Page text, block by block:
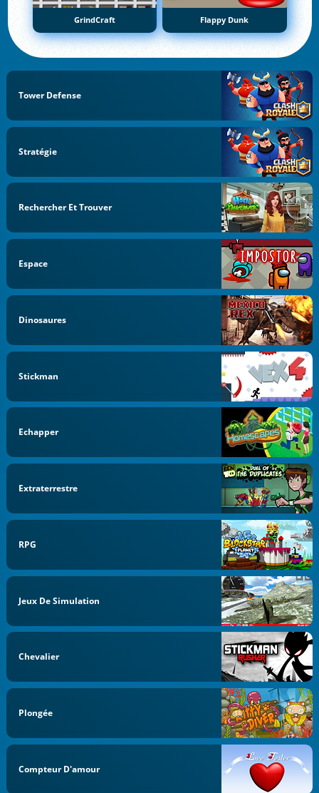
GrindCraft Flappy Dunk
Tower Defense
Stratégie
Rechercher Et Trouver
Espace
Dinosaures
Stickman
Echapper
Extraterrestre
RPG
Jeux De Simulation
Chevalier
Plongée
Compteur D'amour